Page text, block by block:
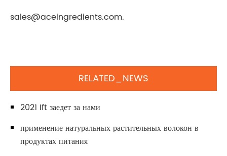
sales@aceingredients.com.
RELATED_NEWS
2021 Ift заедет за нами
применение натуральных растительных волокон в
продуктах питания